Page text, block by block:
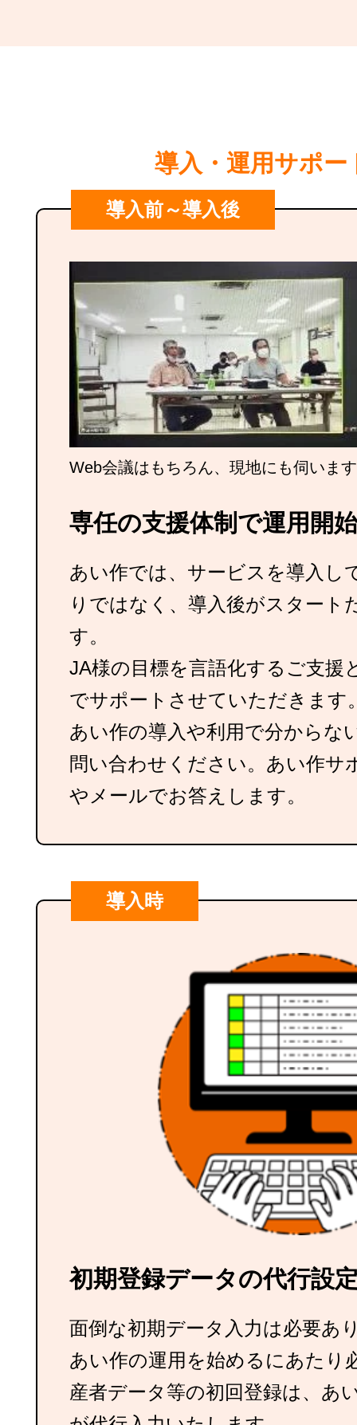
導入・運用サポー
導入前～導入後
Web会議はもちろん、現地にも伺います
専任の支援体制で運用開
あい作では、サービスを導入し
りではなく、導入後がスタート
す。
JA様の目標を言語化するご支援
でサポートさせていただきます
あい作の導入や利用で分からな
問い合わせください。あい作サ
やメールでお答えします。
導入時
初期登録データの代行設
面倒な初期データ入力は必要あ
あい作の運用を始めるにあたり
産者データ等の初回登録は、あ